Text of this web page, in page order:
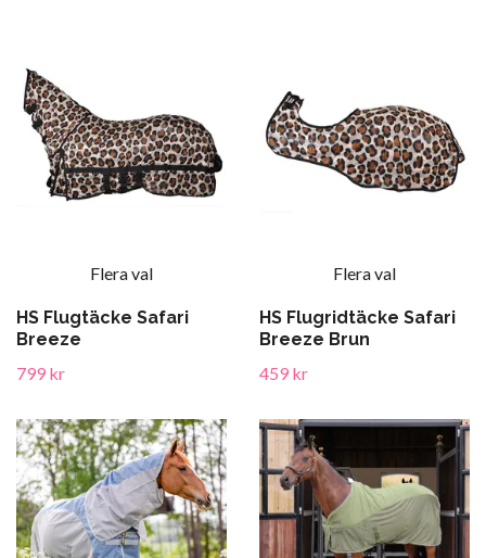
Flera val
HS Flugtäcke Safari
Breeze
799 kr
Flera val
HS Flugridtäcke Safari
Breeze Brun
459 kr